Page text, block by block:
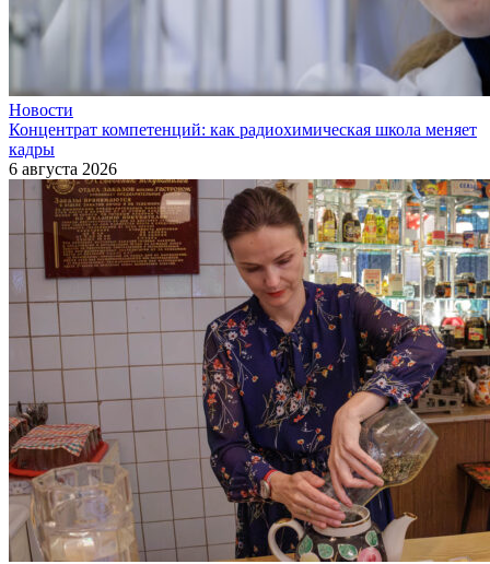
Новости
Концентрат компетенций: как радиохимическая школа меняет
кадры
6 августа 2026